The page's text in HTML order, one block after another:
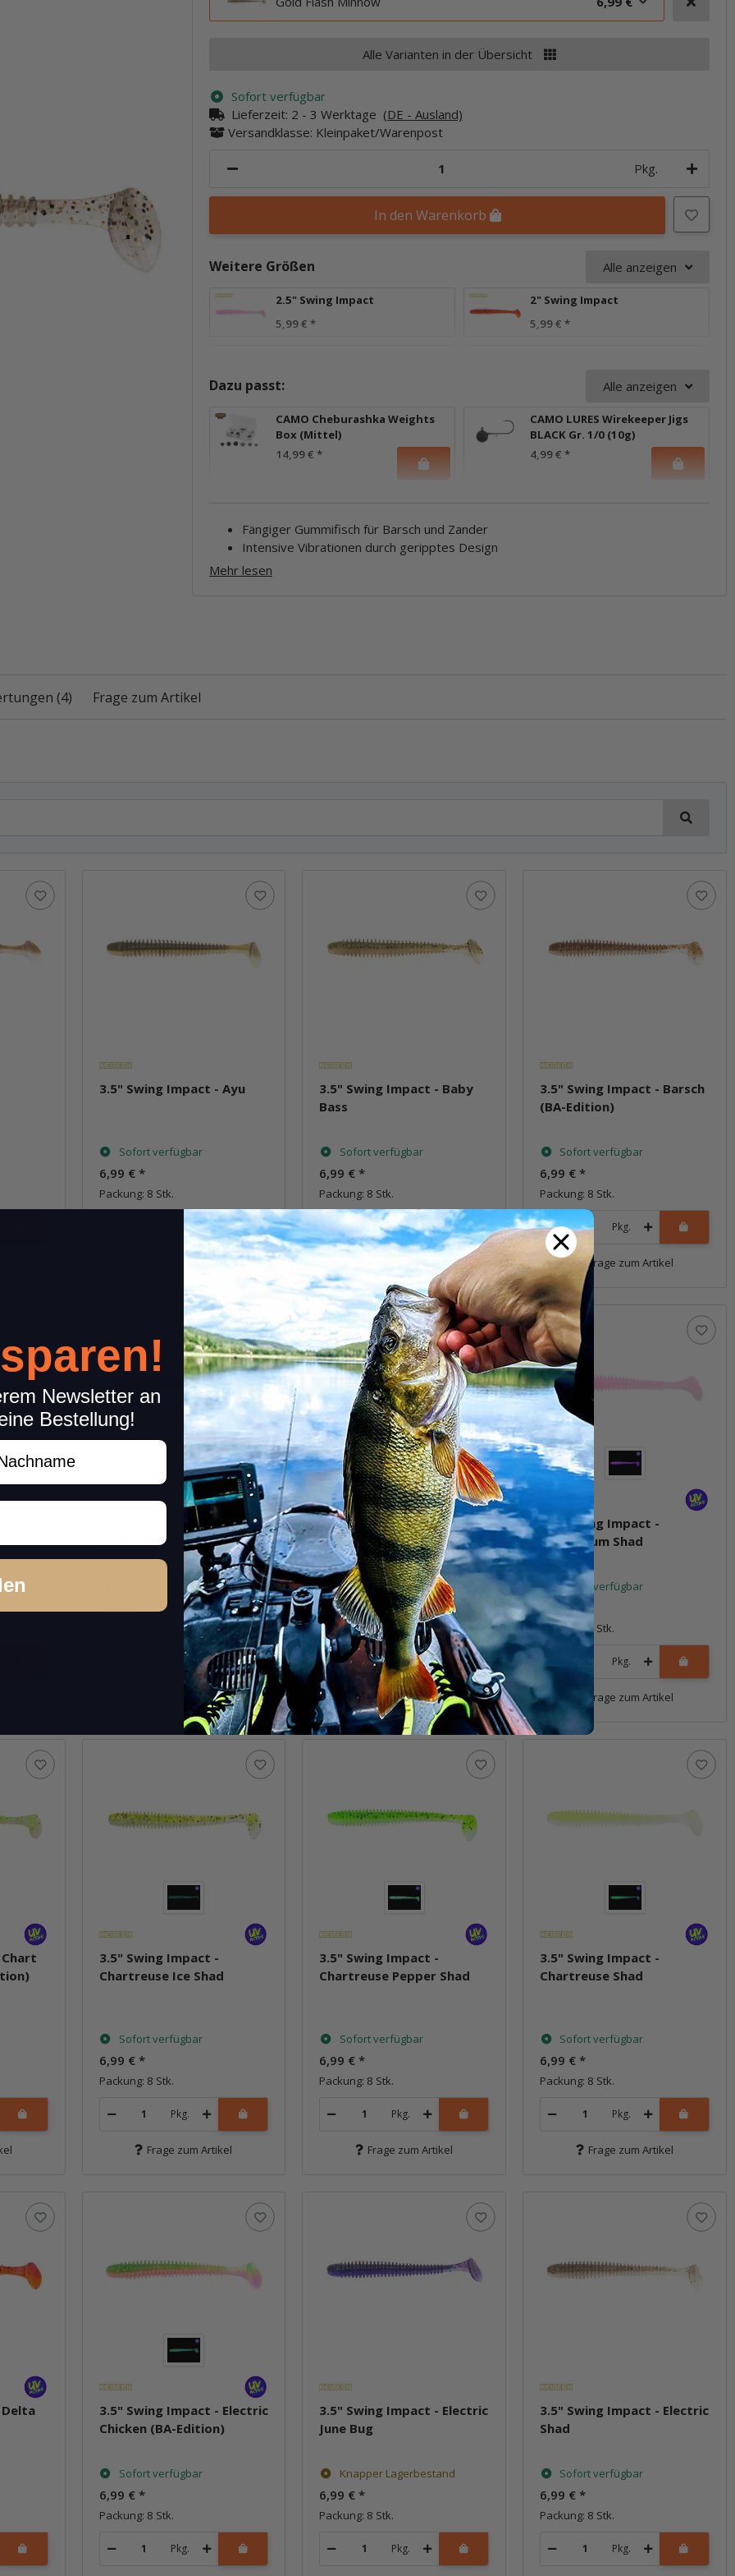
Alle Varianten in der Übersicht
Sofort verfügbar
Lieferzeit: 2 - 3 Werktage (DE - Ausland)
Versandklasse: Kleinpaket/Warenpost
Pkg.
In den Warenkorb
Weitere Größen Alle anzeigen
2.5" Swing Impact
5,99 € *
2" Swing Impact
5,99 € *
Dazu passt: Alle anzeigen
CAMO Cheburashka Weights
Box (Mittel)
14,99 € *
CAMO LURES Wirekeeper Jigs
BLACK Gr. 1/0 (10g)
4,99 € *
Fängiger Gummifisch für Barsch und Zander
Intensive Vibrationen durch geripptes Design
Mehr lesen
(4) Frage zum Artikel
3.5" Swing Impact - Ayu
Sofort verfügbar
6,99 € *
Packung: 8 Stk.
Pkg.
Frage zum Artikel
3.5" Swing Impact - Baby
Bass
Sofort verfügbar
6,99 €*
Packung: 8 Stk.
Pkg.
Frage zum Artikel
3.5" Swing Impact - Barsch
(BA-Edition)
Sofort verfügbar
6,99 €*
Packung: 8 Stk.
Pkg.
Frage zum Artikel
3.5" Swing Impact - Blue
Back Cinnamon
Sofort verfügbar
Pkg.
Frage zum Artikel
3.5" Swing Impact - Bluegill
Flash
Sofort verfügbar
6,99 €*
Packung: 8 Stk.
Pkg.
Frage zum Artikel
3.5" Swing Impact -
Bubblegum Shad
Sofort verfügbar
6,99 €*
Packung: 8 Stk.
Pkg.
Frage zum Artikel
3.5" Swing Impact -
Chartreuse Ice Shad
Sofort verfügbar
6,99 € *
Packung: 8 Stk.
Pkg.
Frage zum Artikel
3.5" Swing Impact -
Chartreuse Pepper Shad
Sofort verfügbar
6,99 €*
Packung: 8 Stk.
Pkg.
Frage zum Artikel
3.5" Swing Impact -
Chartreuse Shad
Sofort verfügbar
6,99 €*
Packung: 8 Stk.
Pkg.
Frage zum Artikel
3.5" Swing Impact - Electric
Chicken (BA-Edition)
Sofort verfügbar
6,99 € *
Packung: 8 Stk.
Pkg.
3.5" Swing Impact - Electric
June Bug
Knapper Lagerbestand
6,99 €*
Packung: 8 Stk.
Pkg.
3.5" Swing Impact - Electric
Shad
Sofort verfügbar
6,99 €*
Packung: 8 Stk.
Pkg.
Newsletter an
Bestellung!